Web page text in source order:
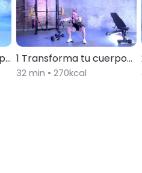
1 Transforma tu cuerpo
en 12 semanas
32min • 270kcal